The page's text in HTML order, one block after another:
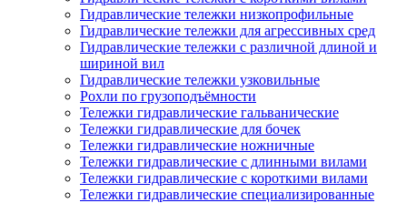
Гидравлические тележки низкопрофильные
Гидравлические тележки для агрессивных сред
Гидравлические тележки с различной длиной и
шириной вил
Гидравлические тележки узковильные
Рохли по грузоподъёмности
Тележки гидравлические гальванические
Тележки гидравлические для бочек
Тележки гидравлические ножничные
Тележки гидравлические с длинными вилами
Тележки гидравлические с короткими вилами
Тележки гидравлические специализированные